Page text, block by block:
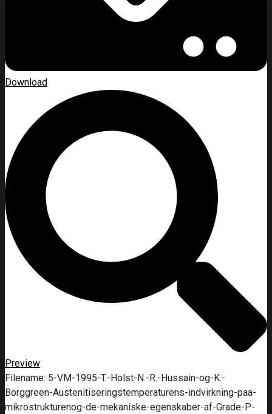
Download
Preview
Filename: 5-VM-1995-T.-Holst-N.-R.-Hussain-og-K.-
Borggreen-Austenitiseringstemperaturens-indvirkning-paa-
mikrostrukturenog-de-mekaniske-egenskaber-af-Grade-P-